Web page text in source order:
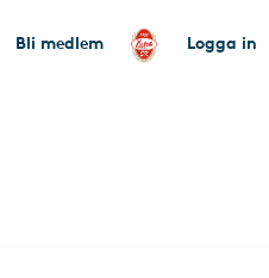
Bli medlem Logga in